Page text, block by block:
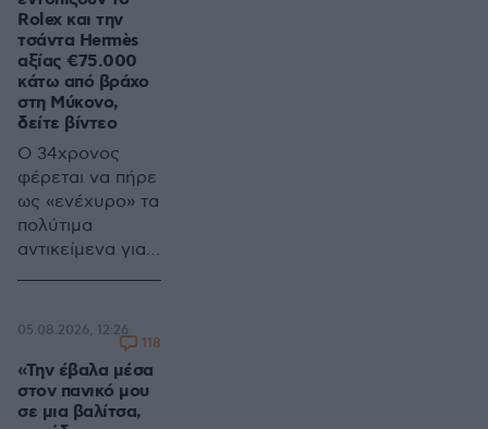
εμπλεκομένων
Rolex και την
τσάντα Hermès
αξίας €75.000
κάτω από βράχο
στη Μύκονο,
δείτε βίντεο
Ο 34χρονος
φέρεται να πήρε
ως «ενέχυρο» τα
πολύτιμα
αντικείμενα για
στη συνέχεια
εξαφανίστηκε
«Την έβαλα μέσα
στον πανικό μου
σε μια βαλίτσα,
05.08.2026, 12:26
118